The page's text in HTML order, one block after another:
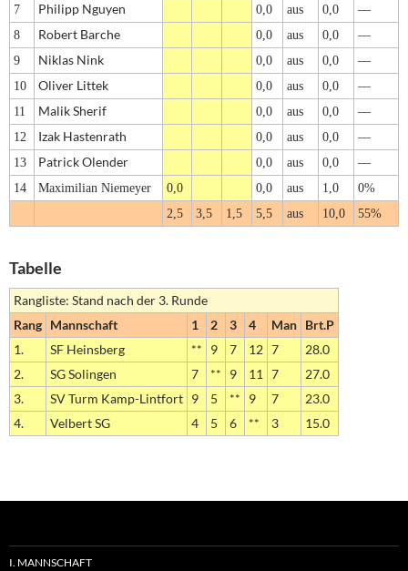
7
Philipp Nguyen 0,0 aus 0,0
—
8
Robert Barche 0,0 aus 0,0
—
9
Niklas Nink 0,0 aus 0,0
—
10
Oliver Littek 0,0 aus 0,0
—
11
Malik Sherif 0,0 aus 0,0
—
12
Izak Hastenrath 0,0 aus 0,0
—
13
Patrick Olender 0,0 aus 0,0
—
14
Maximilian Niemeyer 0,0 0,0 aus 1,0
0%
2,5
3,5 1,5 5,5 aus 10,0 55%
Tabelle
Rangliste: Stand nach der 3. Runde
Rang Mannschaft 1 2 3 4 Man Brt.P
1.
SF Heinsberg ** 9 7 12 7
28.0
2.
SG Solingen 7 ** 9 11 7
27.0
3.
SV Turm Kamp-Lintfort 9 5 ** 9 7
23.0
4.
Velbert SG 4 5 6 ** 3 15.0
I. MANNSCHAFT